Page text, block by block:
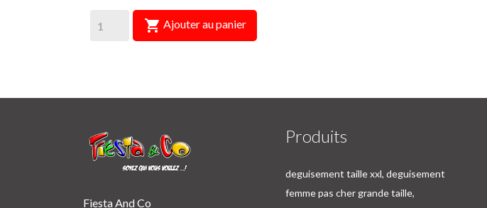
 Ajouter au panier
Fiesta And Co
Produits
deguisement taille xxl, deguisement
femme pas cher grande taille,